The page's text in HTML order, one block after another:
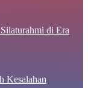
di Era
Kesalahan